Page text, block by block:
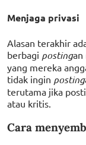
Menjaga privasi
Alasan terakhir
berbagi postingan
yang mereka
tidak ingin posting
terutama jika
atau kritis.
Cara